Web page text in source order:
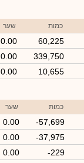
כמות שער
60,225
0.00
339,750
0.00
10,655
0.00
כמות שער
-57,699
0.00
-37,975
0.00
-229
0.00